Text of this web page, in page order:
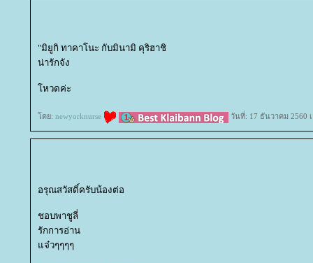
"มิยูกิ ทาคาโนะ กับมินามิ คุริฮาชิ
น่ารักจัง
หวดค่ะ
ดย: newyorknurse วันที่: 17 ธันวาคม 2560
อรุณสวัสดิ์ครับน้องต่อ
ชอบพาชูลี่
รักการอ่าน
จ๋วๆๆๆๆ